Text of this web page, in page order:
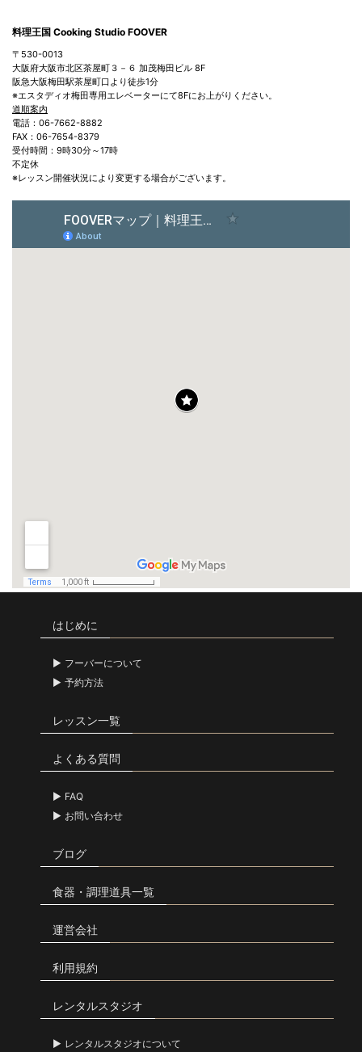
料理王国 Cooking Studio FOOVER
〒530-0013
大阪府大阪市北区茶屋町３－６ 加茂梅田ビル 8F
阪急大阪梅田駅茶屋町口より徒歩1分
※エスタディオ梅田専用エレベーターにて8Fにお上がりください。
道順案内
電話：06-7662-8882
FAX：06-7654-8379
受付時間：9時30分～17時
不定休
※レッスン開催状況により変更する場合がございます。
はじめに
フーバーについて
予約方法
レッスン一覧
よくある質問
FAQ
お問い合わせ
ブログ
食器・調理道具一覧
運営会社
利用規約
レンタルスタジオ
レンタルスタジオについて